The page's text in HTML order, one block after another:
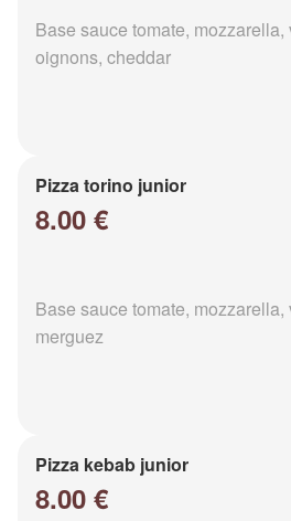
Base sauce tomate,
oignons, cheddar
Pizza torino junior
8.00 €
Base sauce tomate,
merguez
Pizza kebab junior
8.00 €